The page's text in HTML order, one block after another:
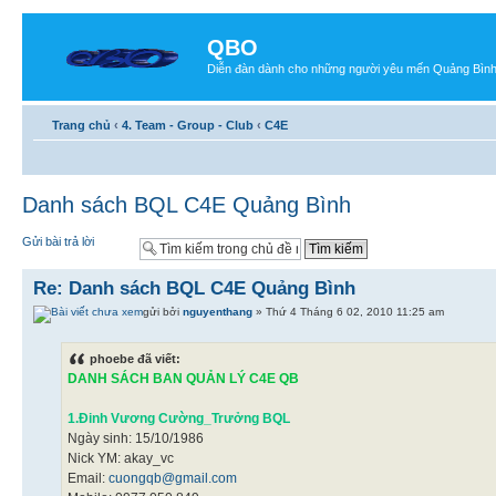
QBO
Diễn đàn dành cho những người yêu mến Quảng Bình
Trang chủ ‹ 4. Team - Group - Club ‹ C4E
Danh sách BQL C4E Quảng Bình
Gửi bài trả lời
Re: Danh sách BQL C4E Quảng Bình
gửi bởi nguyenthang » Thứ 4 Tháng 6 02, 2010 11:25 am
phoebe đã viết:
DANH SÁCH BAN QUẢN LÝ C4E QB
1.Đinh Vương Cường_Trưởng BQL
Ngày sinh: 15/10/1986
Nick YM: akay_vc
Email: cuongqb@gmail.com